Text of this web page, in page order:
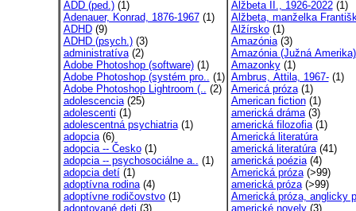
ADD (ped.)(1)
Adenauer, Konrad, 1876-1967(1)
ADHD(9)
ADHD (psych.)(3)
administratíva(2)
Adobe Photoshop (software)(1)
Adobe Photoshop (systém pro.. (1)
Adobe Photoshop Lightroom (.. (2)
adolescencia(25)
adolescenti (1)
adolescentná psychiatria(1)
adopcia(6)
adopcia -- Česko(1)
adopcia -- psychosociálne a.. (1)
adopcia detí(1)
adoptívna rodina(4)
adoptívne rodičovstvo(1)
adoptované deti (3)
Alžbeta II., 1926-2022(1)
Alžbeta, manželka
Alžírsko(1)
Amazónia(3)
Amazónia (Južná Amerika)
Amazonky(1)
Ambrus, Attila, 1967-(1)
Americá próza(1)
American fiction(1)
americká dráma(3)
americká filozofia(1)
Americká literatúra
americká literatúra(41)
americká poézia(4)
Americká próza(>99)
americká próza(>99)
Americká próza, anglicky
americké novely(3)